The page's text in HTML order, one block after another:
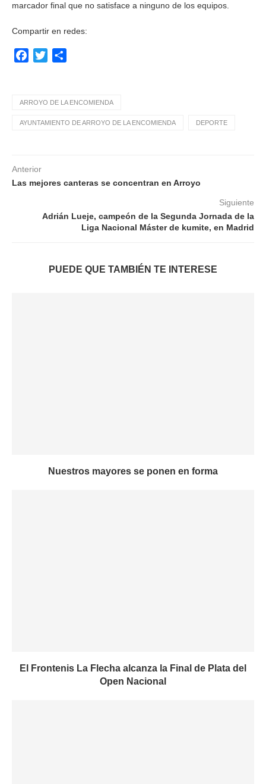
marcador final que no satisface a ninguno de los equipos.
Compartir en redes:
Facebook
Twitter
ARROYO DE LA ENCOMIENDA
AYUNTAMIENTO DE ARROYO DE LA ENCOMIENDA DEPORTE
Anterior
Las mejores canteras se concentran en Arroyo
Siguiente
Adrián Lueje, campeón de la Segunda Jornada de la
Liga Nacional Máster de kumite, en Madrid
PUEDE QUE TAMBIÉN TE INTERESE
Nuestros mayores se ponen en forma
El Frontenis La Flecha alcanza la Final de Plata del
Open Nacional